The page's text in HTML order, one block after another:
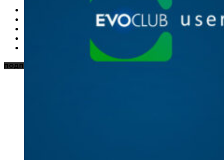
КАРАОКЕ ДЛЯ ДОМА
КАРАОКЕ ДЛЯ БИЗНЕСА
ЦЕНЫ НА КАРАОКЕ
ПОДПИСАТЬСЯ